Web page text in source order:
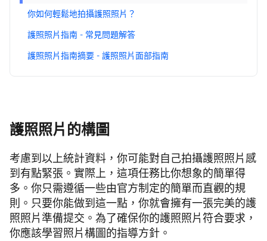
你如何輕鬆地拍攝護照照片？
護照照片指南 - 常見問題解答
護照照片指南摘要 - 護照照片面部指南
護照照片的構圖
考慮到以上統計資料，你可能對自己拍攝護照照片感
到有點緊張。實際上，這項任務比你想象的簡單得
多。你只需遵循一些由官方制定的簡單而直觀的規
則。只要你能做到這一點，你就會擁有一張完美的護
照照片準備提交。為了確保你的護照照片符合要求，
你應該學習照片構圖的指導方針。